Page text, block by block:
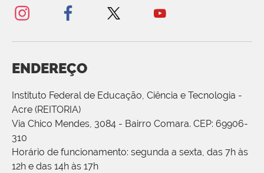
ENDEREÇO
Instituto Federal de Educação, Ciência e Tecnologia -
Acre (REITORIA)
Via Chico Mendes, 3084 - Bairro Comara. CEP: 69906-
310
Horário de funcionamento: segunda a sexta, das 7h às
12h e das 14h às 17h